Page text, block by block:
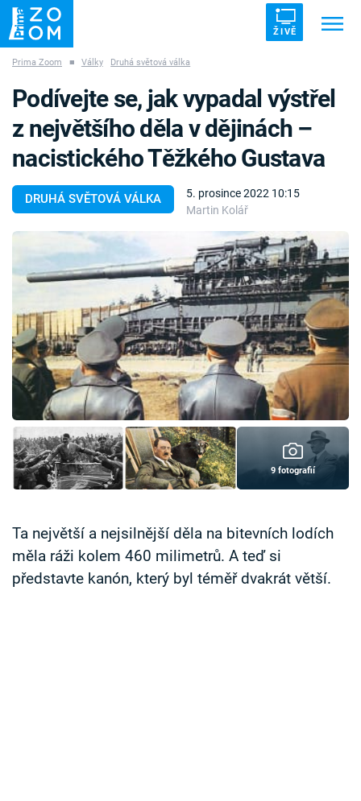
ŽIVĚ
ZÁHADY VETŘELCI DÁVNOVĚKU
Témata
Témata
TV Program
Časopis
Sledujte prima+
Přihlášení
Sledujte nás
Prima Zoom ■ Války Druhá světová válka
DRUHÁ SVĚTOVÁ VÁLKA
5. prosince 2022 10:15
Martin Kolář
Podívejte se, jak vypadal výstřel
z největšího děla v dějinách –
nacistického Těžkého Gustava
9 fotografií
Ta největší a nejsilnější děla na bitevních lodích
měla ráži kolem 460 milimetrů. A teď si
představte kanón, který byl téměř dvakrát větší.